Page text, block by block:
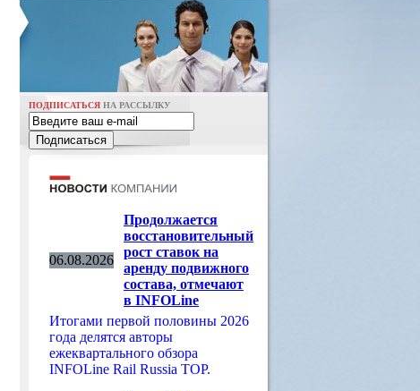
ПОДПИСАТЬСЯ НА РАССЫЛКУ
06.08.2026
Продолжается
восстановительный
рост ставок на
аренду подвижного
состава, отмечают
в INFOLine
Итогами первой половины 2026
года делятся авторы
ежеквартального обзора
INFOLine Rail Russia TOP.